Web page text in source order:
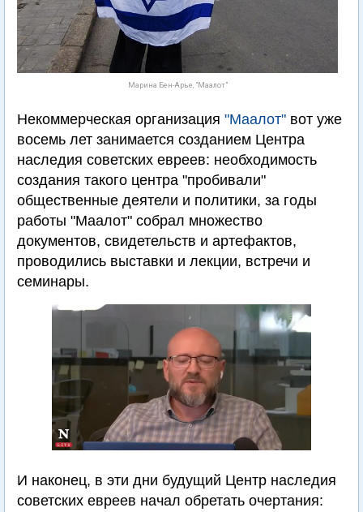
Марина Бен-Арье, "Маалот"
Некоммерческая организация "Маалот" вот уже
восемь лет занимается созданием Центра
наследия советских евреев: необходимость
создания такого центра "пробивали"
общественные деятели и политики, за годы
работы "Маалот" собрал множество
документов, свидетельств и артефактов,
проводились выставки и лекции, встречи и
семинары.
И наконец, в эти дни будущий Центр наследия
советских евреев начал обретать очертания: